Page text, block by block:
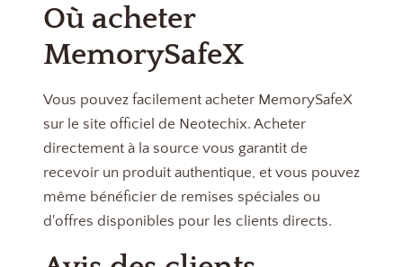
Où acheter
MemorySafeX
Vous pouvez facilement acheter MemorySafeX
sur le site officiel de Neotechix. Acheter
directement à la source vous garantit de
recevoir un produit authentique, et vous pouvez
même bénéficier de remises spéciales ou
d'offres disponibles pour les clients directs.